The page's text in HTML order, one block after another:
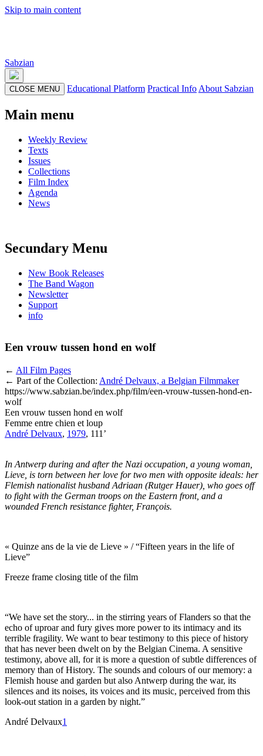
Skip to main content
Sabzian
CLOSE MENU Educational Platform Practical Info About Sabzian
Main menu
Weekly Review
Texts
Issues
Collections
Film Index
Agenda
News
Secundary Menu
New Book Releases
The Band Wagon
Newsletter
Support
info
Een vrouw tussen hond en wolf
← All Film Pages
← Part of the Collection: André Delvaux, a Belgian Filmmaker
https://www.sabzian.be/index.php/film/een-vrouw-tussen-hond-en-
wolf
Een vrouw tussen hond en wolf
Femme entre chien et loup
André Delvaux, 1979, 111’
In Antwerp during and after the Nazi occupation, a young woman,
Lieve, is torn between her love for two men with opposite ideals: her
Flemish nationalist husband Adriaan (Rutger Hauer), who goes off
to fight with the German troops on the Eastern front, and a
wounded French resistance fighter, François.
« Quinze ans de la vie de Lieve » / “Fifteen years in the life of
Lieve”
Freeze frame closing title of the film
“We have set the story... in the stirring years of Flanders so that the
echo of uproar and fury gives more power to its intimacy and its
terrible fragility. We want to bear testimony to this piece of history
that has never been dwelt on by the Belgian Cinema. A sensitive
testimony, above all, for it is more a question of subtle differences of
memory than of History. The sounds and colours of our memory: a
Flemish house and garden but also Antwerp during the war, its
silences and its noises, its voices and its music, perceived from this
look-out station in a garden by night.”
André Delvaux1